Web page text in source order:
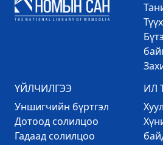
ҮЙЛЧИЛГЭЭ
Уншигчийн бүртгэл
Дотоод солилцоо
Гадаад солилцоо
ИЛ